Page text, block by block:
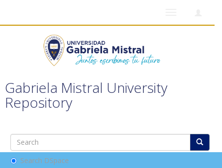
Gabriela Mistral University
Repository
Search DSpace